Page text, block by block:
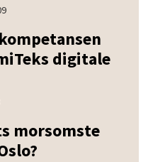
digitale
morsomste